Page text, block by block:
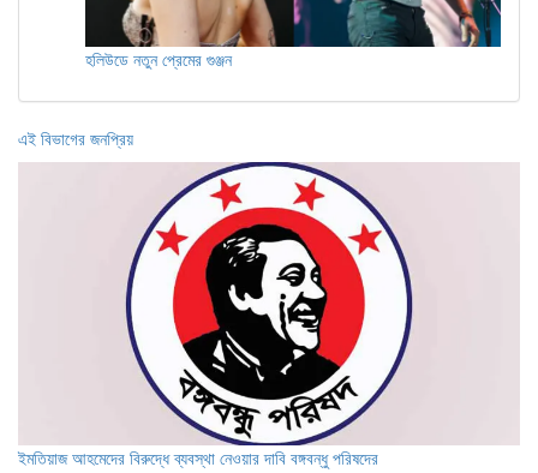
হলিউডে নতুন প্রেমের গুঞ্জন
এই বিভাগের জনপ্রিয়
ইমতিয়াজ আহমেদের বিরুদ্ধে ব্যবস্থা নেওয়ার দাবি বঙ্গবন্ধু পরিষদের